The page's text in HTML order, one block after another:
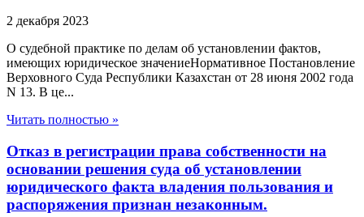
2 декабря 2023
О судебной практике по делам об установлении фактов,
имеющих юридическое значениеНормативное Постановление
Верховного Суда Республики Казахстан от 28 июня 2002 года
N 13. В це...
Читать полностью »
Отказ в регистрации права собственности на
основании решения суда об установлении
юридического факта владения пользования и
распоряжения признан незаконным.